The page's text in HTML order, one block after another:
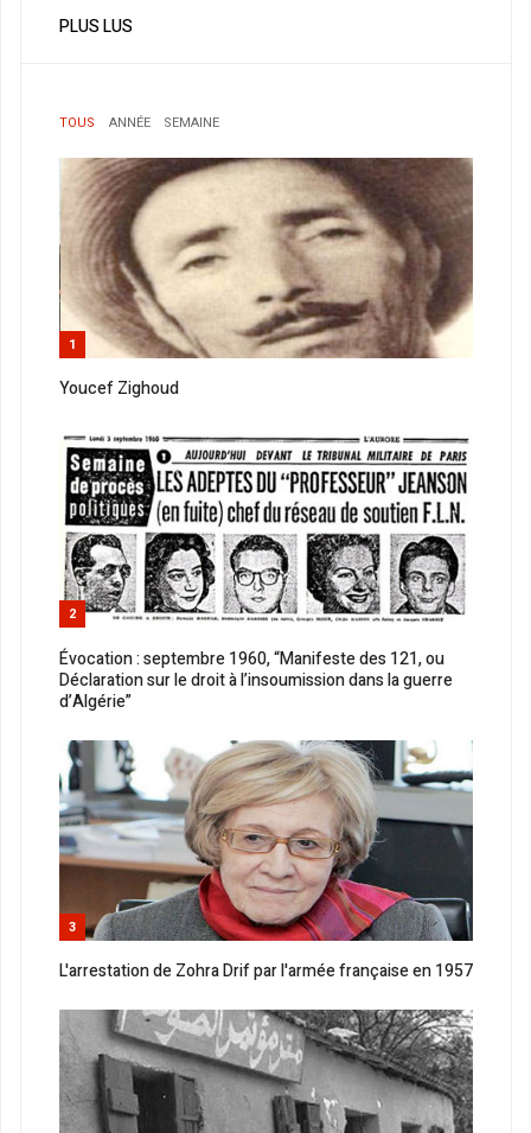
PLUS LUS
TOUS ANNÉE SEMAINE
1
Youcef Zighoud
2
Évocation : septembre 1960, “Manifeste des 121, ou
Déclaration sur le droit à l’insoumission dans la guerre
d’Algérie”
3
L'arrestation de Zohra Drif par l'armée française en 1957